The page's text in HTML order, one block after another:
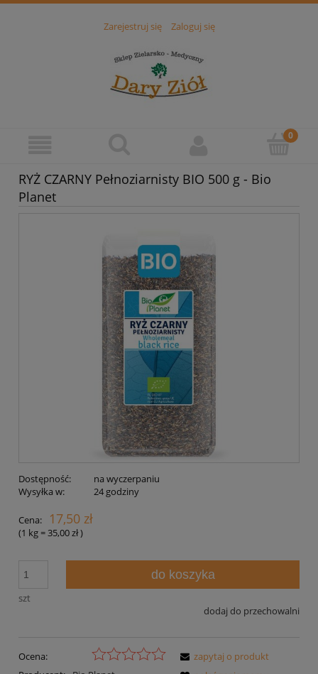
Zarejestruj się Zaloguj się
RYŻ CZARNY Pełnoziarnisty BIO 500 g - Bio
Planet
Dostępność:
na wyczerpaniu
Wysyłka w:
24 godziny
Cena: 17,50 zł
(1 kg=35,00 zł)
szt
do koszyka
dodaj do przechowalni
Ocena:
zapytaj o produkt